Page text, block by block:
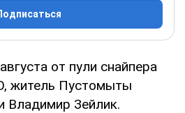
от пули снайпера
житель Пустомыты
Владимир Зейлик.